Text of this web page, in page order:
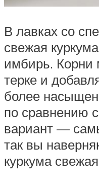
В лавках со
свежая
имбирь. Корни
терке и
более
по сравнению
вариант —
так вы
куркума